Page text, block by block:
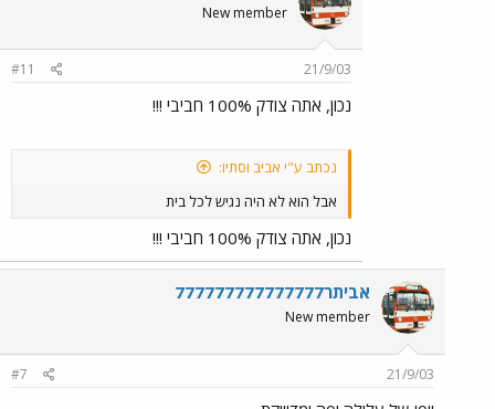
New member
21/9/03
#11
נכון, אתה צודק 100% חביבי !!!
נכתב ע"י אביב וסתיו:
אבל הוא לא היה נגיש לכל בית
נכון, אתה צודק 100% חביבי !!!
אביתר777777777777777
New member
21/9/03
#7